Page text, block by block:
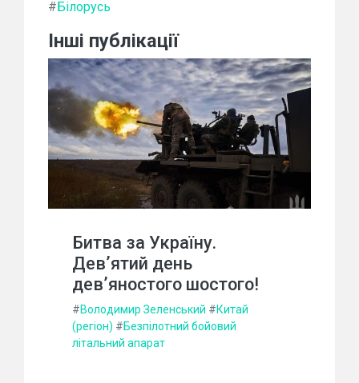
# Білорусь
Інші публікації
Битва за Україну.
Дев’ятий день
дев’яностого шостого!
#Володимир Зеленський #Китай
(регіон) #Безпілотний бойовий
літальний апарат